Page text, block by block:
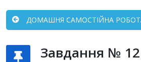
ДОМАШНЯ САМОСТІЙНА
Завдання № 12